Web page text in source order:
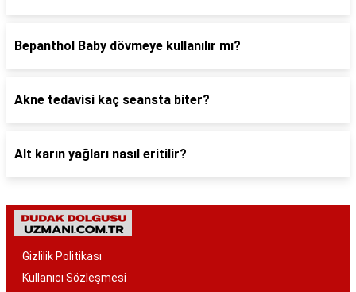
Bepanthol Baby dövmeye kullanılır mı?
Akne tedavisi kaç seansta biter?
Alt karın yağları nasıl eritilir?
Gizlilik Politikası
Kullanıcı Sözleşmesi